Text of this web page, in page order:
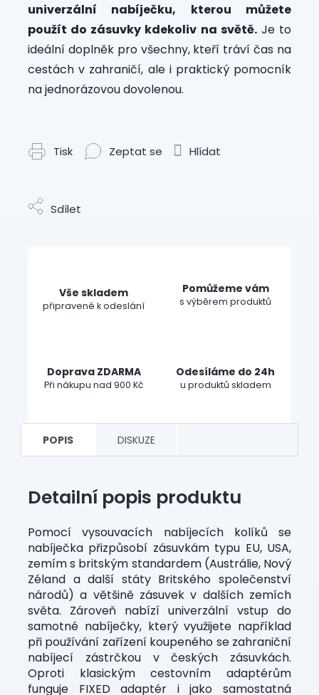
univerzální nabíječku, kterou můžete
použít do zásuvky kdekoliv na světě.Je to
ideální doplněk pro všechny, kteří tráví čas na
cestách v zahraničí, ale i praktický pomocník
na jednorázovou dovolenou.
Tisk Zeptat se Hlídat
Sdílet
Vše skladem
připravené k odeslání
Pomůžeme vám
s výběrem produktů
Doprava ZDARMA
Při nákupu nad 900 Kč
Odesíláme do 24h
u produktů skladem
POPIS DISKUZE
Detailní popis produktu
Pomocí vysouvacích nabíjecích kolíků se
nabíječka přizpůsobí zásuvkám typu EU, USA,
zemím s britským standardem (Austrálie, Nový
Zéland a další státy Britského společenství
národů) a většině zásuvek v dalších zemích
světa. Zároveň nabízí univerzální vstup do
samotné nabíječky, který využijete například
při používání zařízení koupeného se zahraniční
nabíjecí zástrčkou v českých zásuvkách.
Oproti klasickým cestovním adaptérům
funguje FIXED adaptér i jako samostatná